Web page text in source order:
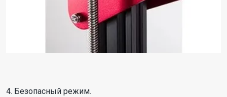
4. Безопасный режим.